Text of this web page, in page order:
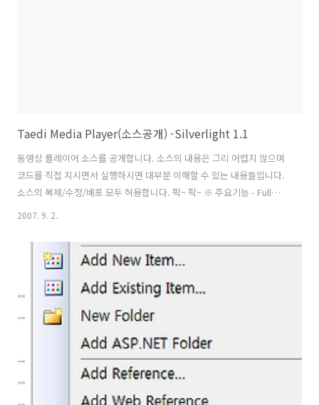
Taedi Media Player(소스공개) -Silverlight 1.1
동영상 플레이어 소스를 공개합니다. 소스의 내용은 그리 어렵지 않으며
코드를 직접 치시면서 실행하시면 대부분 이해할 수 있는 내용들입니다.
소스의 복제/수정/배포 모두 허용합니다. 팍~ 팍~ ※ 주요기능 - Full
Screen - Volume Control - Chapters - Download 진행 표시(100분
소스를 다시 수정배포합니다.
2007. 9. 2.